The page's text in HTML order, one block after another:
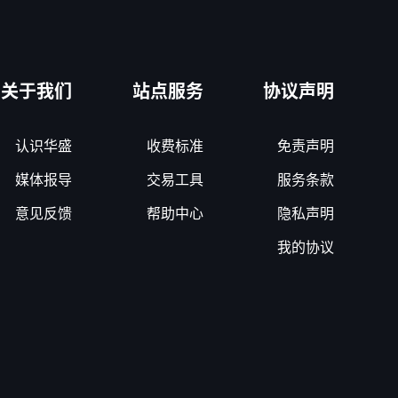
关于我们
认识华盛
媒体报导
意见反馈
站点服务
收费标准
交易工具
帮助中心
协议声明
免责声明
服务条款
隐私声明
我的协议